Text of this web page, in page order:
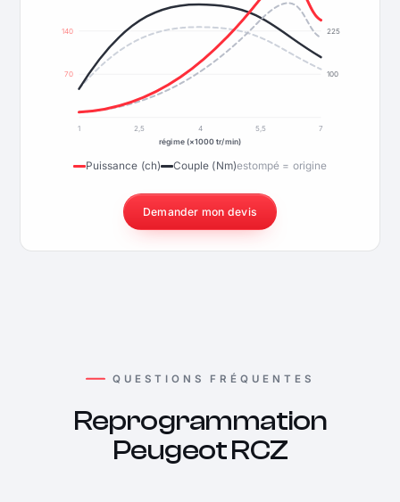
70
140
100
225
1 2,5 4 5,5
7
régime (×1000 tr/min)
Puissance (ch) Couple (Nm)estompé = origine
Demander mon devis
QUESTIONS FRÉQUENTES
Reprogrammation
Peugeot RCZ